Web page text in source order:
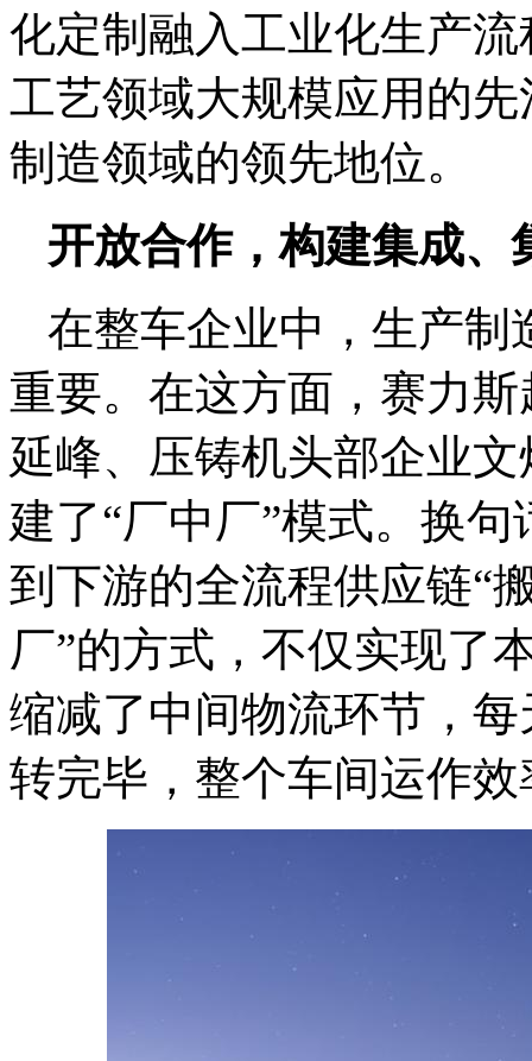
化定制融入工业化生产
工艺领域大规模应用的
制造领域的领先地位。
开放合作，构建集成、
在整车企业中，生产制
重要。在这方面，赛力
延峰、压铸机头部企业
建了“厂中厂”模式。换
到下游的全流程供应链“
厂”的方式，不仅实现了
缩减了中间物流环节，
转完毕，整个车间运作